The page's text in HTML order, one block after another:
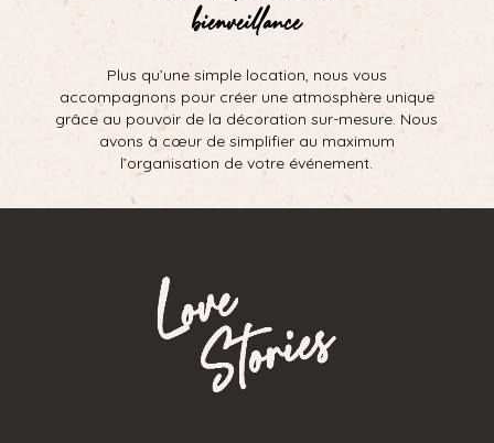
bienveillance
Plus qu’une simple location, nous vous
accompagnons pour créer une atmosphère unique
grâce au pouvoir de la décoration sur-mesure. Nous
avons à cœur de simplifier au maximum
l’organisation de votre événement.